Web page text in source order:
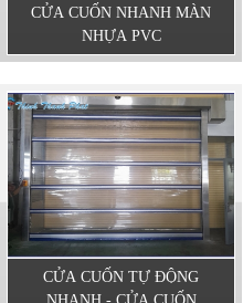
CỬA CUỐN NHANH MÀN
NHỰA PVC
CỬA CUỐN TỰ ĐỘNG